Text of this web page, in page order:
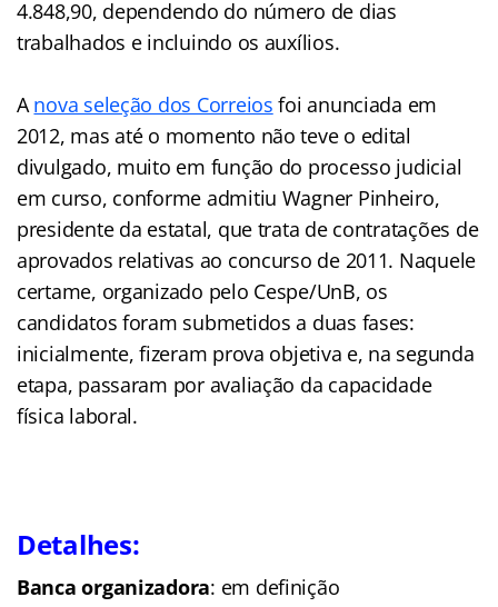
4.848,90, dependendo do número de dias
trabalhados e incluindo os auxílios.
Anova seleção dos Correios foi anunciada em
2012, mas até o momento não teve o edital
divulgado, muito em função do processo judicial
em curso, conforme admitiu Wagner Pinheiro,
presidente da estatal, que trata de contratações de
aprovados relativas ao concurso de 2011. Naquele
certame, organizado pelo Cespe/UnB, os
candidatos foram submetidos a duas fases:
inicialmente, fizeram prova objetiva e, na segunda
etapa, passaram por avaliação da capacidade
física laboral.
Detalhes:
Banca organizadora: em definição